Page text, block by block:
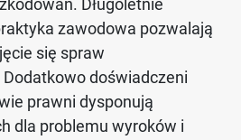
Długoletnie
zawodowa pozwalają
się spraw
doświadczeni
prawni dysponują
dla problemu wyroków i